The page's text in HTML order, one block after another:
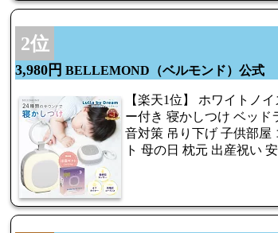
2位
3,980円 BELLEMOND（ベルモンド）公式
【楽天1位】 ホワイトノ
ー付き 寝かしつけ ベッド
音対策 吊り下げ 子供部屋
ト 母の日 枕元 出産祝い